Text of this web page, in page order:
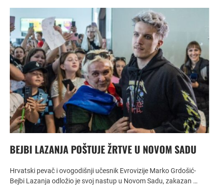
BEJBI LAZANJA POŠTUJE ŽRTVE U NOVOM SADU
Hrvatski pevač i ovogodišnji učesnik Evrovizije Marko Grdošić-
Bejbi Lazanja odložio je svoj nastup u Novom Sadu, zakazan …